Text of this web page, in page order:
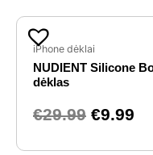
iPhone dėklai
NUDIENT Silicone
dėklas
€29.99
price
was:
€9.99
is: